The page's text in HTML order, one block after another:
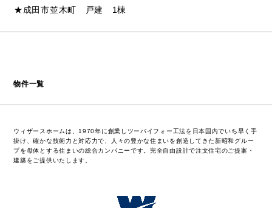
★成田市並木町 戸建 1棟
物件一覧
ウィザースホームは、1970年に創業しツーバイフォー工法を日本国内でいち早く手
掛け、確かな技術力と対応力で、人々の豊かな住まいを創造してきた新昭和グルー
プを母体とする住まいの総合カンパニーです。完全自由設計で注文住宅のご提案・
建築をご提供いたします。